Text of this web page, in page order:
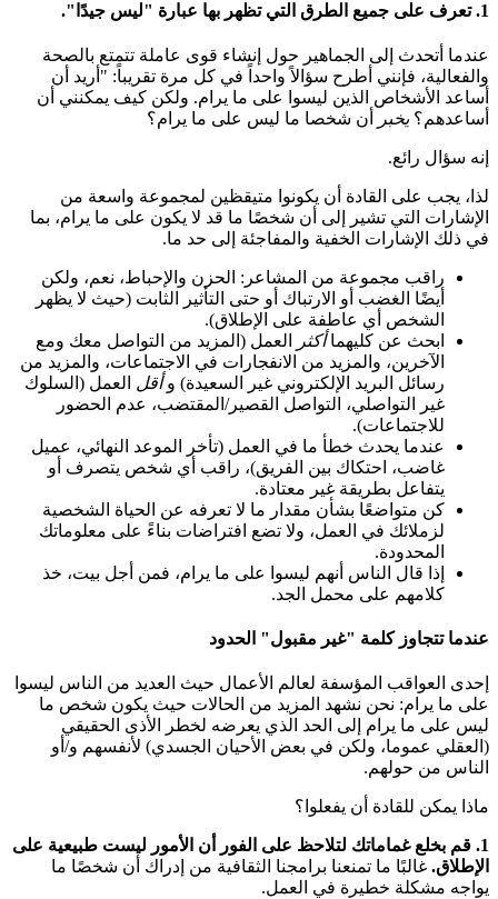
1. تعرف على جميع الطرق التي تظهر بها عبارة "ليس جيدًا".
عندما أتحدث إلى الجماهير حول إنشاء قوى عاملة تتمتع بالصحة
والفعالية، فإنني أطرح سؤالاً واحداً في كل مرة تقريباً: "أريد أن
أساعد الأشخاص الذين ليسوا على ما يرام. ولكن كيف يمكنني أن
أساعدهم؟يخبر أن شخصا ما ليس على ما يرام؟
إنه سؤال رائع.
لذا، يجب على القادة أن يكونوا متيقظين لمجموعة واسعة من
الإشارات التي تشير إلى أن شخصًا ما قد لا يكون على ما يرام، بما
في ذلك الإشارات الخفية والمفاجئة إلى حد ما.
راقب مجموعة من المشاعر: الحزن والإحباط، نعم، ولكن
أيضًا الغضب أو الارتباك أو حتى التأثير الثابت (حيث لا يظهر
الشخص أي عاطفة على الإطلاق).
ابحث عن كليهماأكثر
العمل (المزيد من التواصل معك ومع
الآخرين، والمزيد من الانفجارات في الاجتماعات، والمزيد من
رسائل البريد الإلكتروني غير السعيدة) وأقل العمل (السلوك
غير التواصلي، التواصل القصير/المقتضب، عدم الحضور
للاجتماعات).
عندما يحدث خطأ ما في العمل (تأخر الموعد النهائي، عميل
غاضب، احتكاك بين الفريق)، راقب أي شخص يتصرف أو
يتفاعل بطريقة غير معتادة.
كن متواضعًا بشأن مقدار ما لا تعرفه عن الحياة الشخصية
لزملائك في العمل، ولا تضع افتراضات بناءً على معلوماتك
المحدودة.
إذا قال الناس أنهم ليسوا على ما يرام، فمن أجل بيت، خذ
كلامهم على محمل الجد.
عندما تتجاوز كلمة "غير مقبول" الحدود
إحدى العواقب المؤسفة لعالم الأعمال حيث العديد من الناس ليسوا
على ما يرام: نحن نشهد المزيد من الحالات حيث يكون شخص ما
ليس على ما يرام إلى الحد الذي يعرضه لخطر الأذى الحقيقي
(العقلي عموما، ولكن في بعض الأحيان الجسدي) لأنفسهم و/أو
الناس من حولهم.
ماذا يمكن للقادة أن يفعلوا؟
1. قم بخلع غماماتك لتلاحظ على الفور أن الأمور ليست طبيعية على
الإطلاق. غالبًا ما تمنعنا برامجنا الثقافية من إدراك أن شخصًا ما
يواجه مشكلة خطيرة في العمل.